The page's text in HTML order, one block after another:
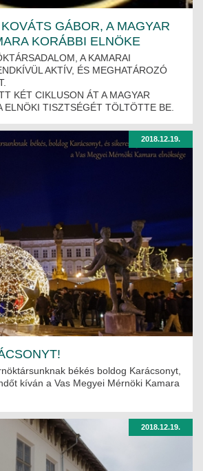
GÁBOR, A MAGYAR
KORÁBBI ELNÖKE
A KAMARAI
AKTÍV, ÉS MEGHATÁROZÓ
KÉT CIKLUSON ÁT A MAGYAR
ELNÖKI TISZTSÉGÉT TÖLTÖTTE BE.
2018.12.19.
békés boldog Karácsonyt,
kíván a Vas Megyei Mérnöki Kamara
2018.12.19.